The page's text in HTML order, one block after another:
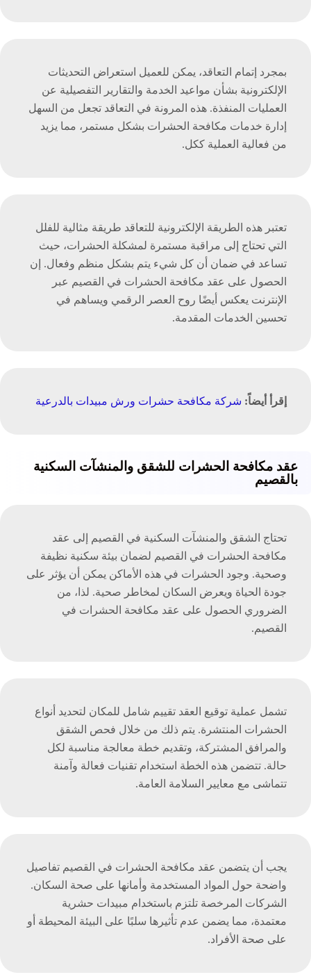
بمجرد إتمام التعاقد، يمكن للعميل استعراض التحديثات
الإلكترونية بشأن مواعيد الخدمة والتقارير التفصيلية عن
العمليات المنفذة. هذه المرونة في التعاقد تجعل من السهل
إدارة خدمات مكافحة الحشرات بشكل مستمر، مما يزيد
من فعالية العملية ككل.
تعتبر هذه الطريقة الإلكترونية للتعاقد طريقة مثالية للفلل
التي تحتاج إلى مراقبة مستمرة لمشكلة الحشرات، حيث
تساعد في ضمان أن كل شيء يتم بشكل منظم وفعال. إن
الحصول على عقد مكافحة الحشرات في القصيم عبر
الإنترنت يعكس أيضًا روح العصر الرقمي ويساهم في
تحسين الخدمات المقدمة.
إقرأ أيضاً: شركة مكافحة حشرات ورش مبيدات بالدرعية‏
عقد مكافحة الحشرات للشقق والمنشآت السكنية
بالقصيم
تحتاج الشقق والمنشآت السكنية في القصيم إلى عقد
مكافحة الحشرات في القصيم لضمان بيئة سكنية نظيفة
وصحية. وجود الحشرات في هذه الأماكن يمكن أن يؤثر على
جودة الحياة ويعرض السكان لمخاطر صحية. لذا، من
الضروري الحصول على عقد مكافحة الحشرات في
القصيم.
تشمل عملية توقيع العقد تقييم شامل للمكان لتحديد أنواع
الحشرات المنتشرة. يتم ذلك من خلال فحص الشقق
والمرافق المشتركة، وتقديم خطة معالجة مناسبة لكل
حالة. تتضمن هذه الخطة استخدام تقنيات فعالة وآمنة
تتماشى مع معايير السلامة العامة.
يجب أن يتضمن عقد مكافحة الحشرات في القصيم تفاصيل
واضحة حول المواد المستخدمة وأمانها على صحة السكان.
الشركات المرخصة تلتزم باستخدام مبيدات حشرية
معتمدة، مما يضمن عدم تأثيرها سلبًا على البيئة المحيطة أو
على صحة الأفراد.